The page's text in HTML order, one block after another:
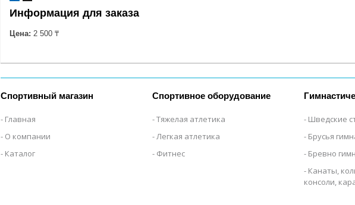
Информация для заказа
Цена: 2 500 ₸
Спортивный магазин
Главная
О компании
Каталог
Спортивное оборудование
Тяжелая атлетика
Легкая атлетика
Фитнес
Шведские
Брусья
Бревно
Канаты,
консоли,